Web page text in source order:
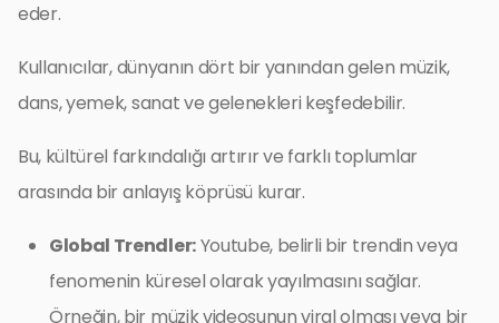
eder.
Kullanıcılar, dünyanın dört bir yanından gelen müzik,
dans, yemek, sanat ve gelenekleri keşfedebilir.
Bu, kültürel farkındalığı artırır ve farklı toplumlar
arasında bir anlayış köprüsü kurar.
Global Trendler:Youtube, belirli bir trendin veya
fenomenin küresel olarak yayılmasını sağlar.
Örneğin, bir müzik videosunun viral olması veya bir